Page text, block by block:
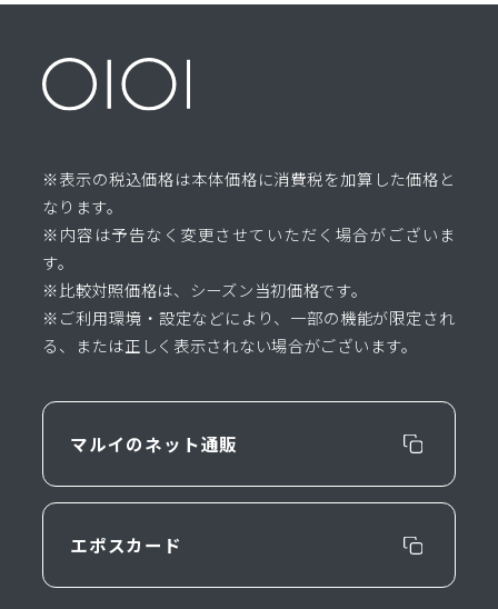
※表示の税込価格は本体価格に消費税を加算した価格と
なります。
※内容は予告なく変更させていただく場合がございま
す。
※比較対照価格は、シーズン当初価格です。
※ご利用環境・設定などにより、一部の機能が限定され
る、または正しく表示されない場合がございます。
マルイのネット通販
エポスカード